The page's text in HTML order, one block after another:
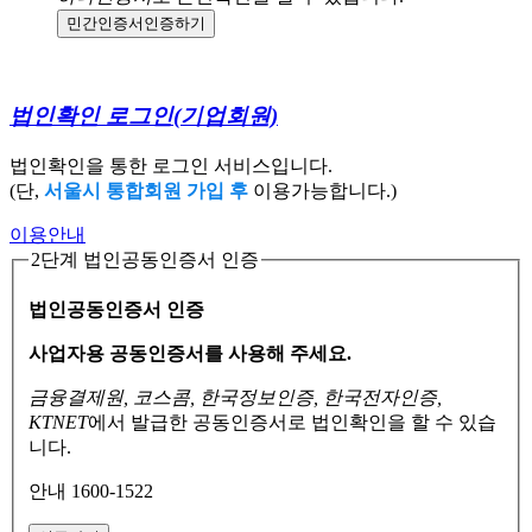
민간인증서 인증하기
법인확인 로그인(기업회원)
법인확인을 통한 로그인 서비스입니다.
(단, 서울시 통합회원 가입 후 이용가능합니다.)
이용안내
2단계 법인공동인증서 인증
법인공동인증서 인증
사업자용 공동인증서를 사용해 주세요.
금융결제원, 코스콤, 한국정보인증, 한국전자인증,
KTNET에서 발급한 공동인증서로 법인확인을 할 수 있습
니다.
안내 1600-1522